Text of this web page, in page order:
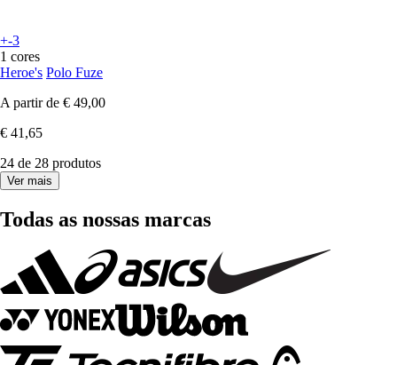
+-3
1 cores
Heroe's Polo Fuze
A partir de € 49,00
€ 41,65
24 de 28 produtos
Ver mais
Todas as nossas marcas